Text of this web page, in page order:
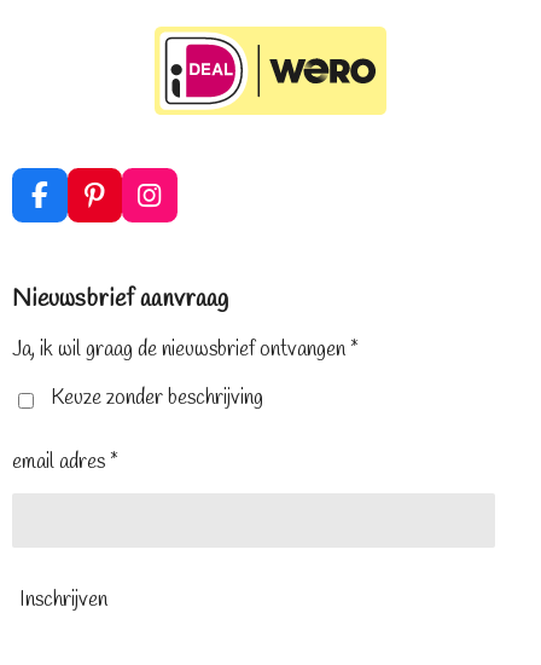
F
a
b
o
P
i
e
e
t
I
n
a
r
m
Nieuwsbrief aanvraag
Ja, ik wil graag de nieuwsbrief ontvangen *
Keuze zonder beschrijving
email adres *
Inschrijven